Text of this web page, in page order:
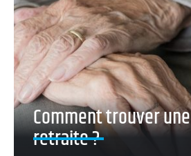
Comment trouver
retraite ?